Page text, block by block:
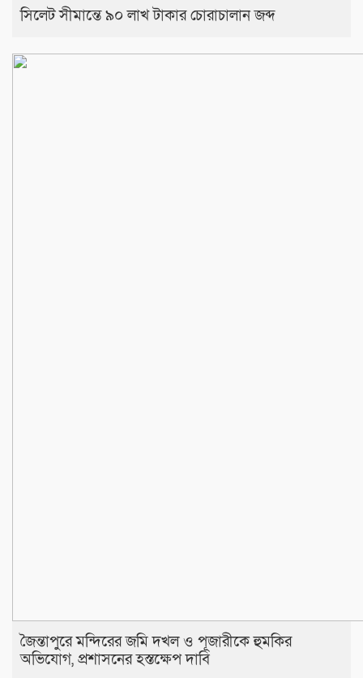
সিলেট সীমান্তে ৯০ লাখ টাকার চোরাচালান জব্দ
জৈন্তাপুরে মন্দিরের জমি দখল ও পূজারীকে হুমকির
অভিযোগ, প্রশাসনের হস্তক্ষেপ দাবি